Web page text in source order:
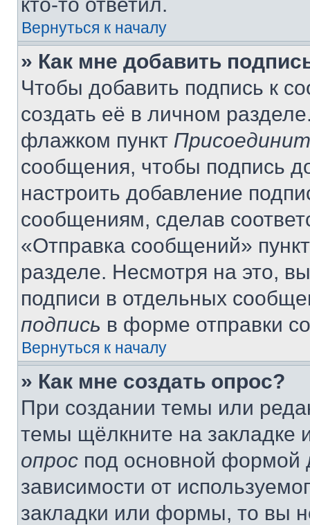
Вернуться к началу
» Как мне добавить
Чтобы добавить подпись к
создать её в личном
флажком пункт
сообщения, чтобы подпись
настроить добавление
сообщениям, сделав
«Отправка сообщений»
разделе. Несмотря на это,
подписи в отдельных
подпись в форме отправки
Вернуться к началу
» Как мне создать опрос?
При создании темы или
темы щёлкните на
опрос под основной формой
зависимости от
закладки или формы, то вы